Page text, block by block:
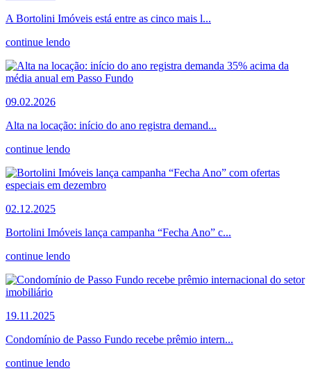
A Bortolini Imóveis está entre as cinco mais l...
continue lendo
09.02.2026
Alta na locação: início do ano registra demand...
continue lendo
02.12.2025
Bortolini Imóveis lança campanha “Fecha Ano” c...
continue lendo
19.11.2025
Condomínio de Passo Fundo recebe prêmio intern...
continue lendo